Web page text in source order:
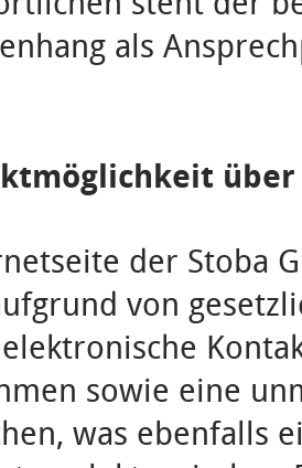
als
der Stoba
von
sowie eine
was ebenfalls